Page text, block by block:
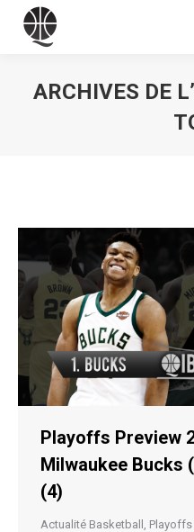
ARCHIVES DE
Playoffs Preview
Milwaukee Bucks
(4)
Actualité Basketball Playoffs